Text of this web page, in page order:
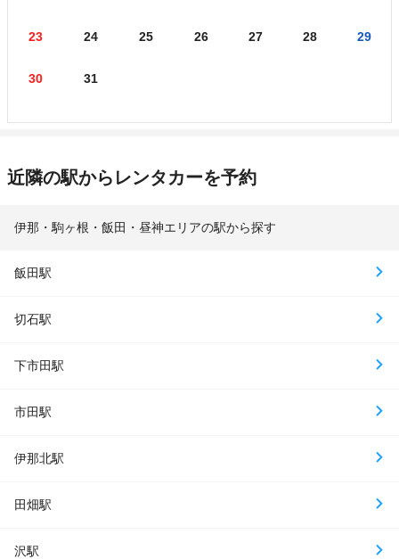
23 24 25 26 27 28 29
30 31
近隣の駅からレンタカーを予約
伊那・駒ヶ根・飯田・昼神エリアの駅から探す
飯田駅
切石駅
下市田駅
市田駅
伊那北駅
田畑駅
沢駅